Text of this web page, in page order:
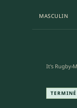
MASCULIN
It's Rugby›
Rugby TERMINÉ